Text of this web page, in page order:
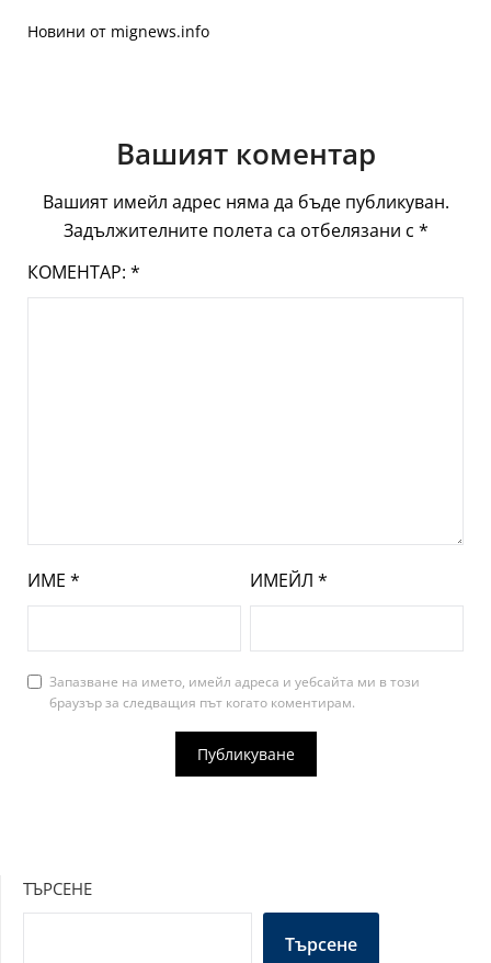
Новини от mignews.info
Вашият коментар
Вашият имейл адрес няма да бъде публикуван.
Задължителните полета са отбелязани с *
КОМЕНТАР: *
ИМЕ * ИМЕЙЛ *
Запазване на името, имейл адреса и уебсайта ми в този
браузър за следващия път когато коментирам.
ТЪРСЕНЕ
Търсене